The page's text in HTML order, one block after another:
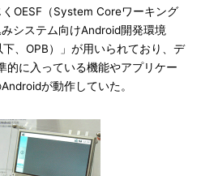
OESF（System Coreワーキング
システム向けAndroid開発環境
下、OPB）」が用いられており、デ
的に入っている機能やアプリケー
が動作していた。